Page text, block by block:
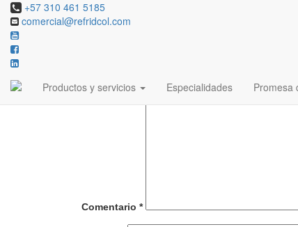
+57 310 461 5185
comercial@refridcol.com
Productos y servicios Especialidades Promesa
Comentario *